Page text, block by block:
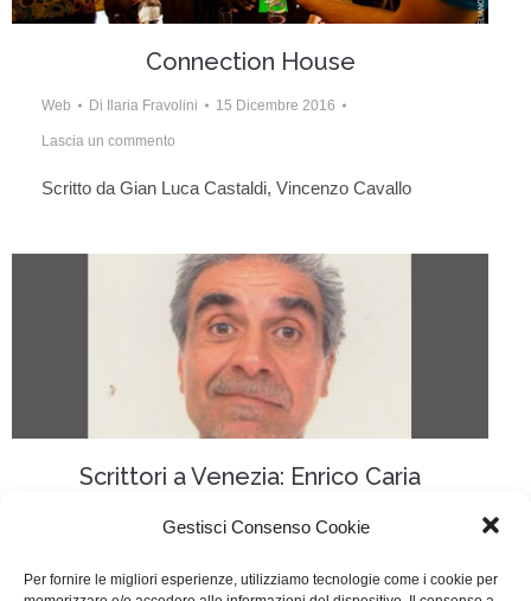
Gestisci Consenso Cookie
Per fornire le migliori esperienze, utilizziamo tecnologie come i cookie per
Connection House
Web Di Ilaria Fravolini 15 Dicembre 2016
Lascia un commento
Scritto da Gian Luca Castaldi, Vincenzo Cavallo
Scrittori a Venezia: Enrico Caria
,Writers Di Segreteria 10 Ottobre 2016